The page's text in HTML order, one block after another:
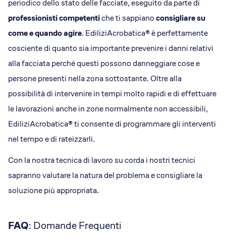
periodico dello stato delle facciate, eseguito da parte di
professionisti competentiche ti sappianoconsigliare su
come e quando agire. EdiliziAcrobatica® è perfettamente
cosciente di quanto sia importante prevenire i danni relativi
alla facciata perché questi possono danneggiare cose e
persone presenti nella zona sottostante. Oltre alla
possibilità di intervenire in tempi molto rapidi e di effettuare
le lavorazioni anche in zone normalmente non accessibili,
EdiliziAcrobatica® ti consente di programmare gli interventi
nel tempo e di rateizzarli.
Con la nostra tecnica di lavoro su corda i nostri tecnici
sapranno valutare la natura del problema e consigliare la
soluzione più appropriata.
FAQ: Domande Frequenti